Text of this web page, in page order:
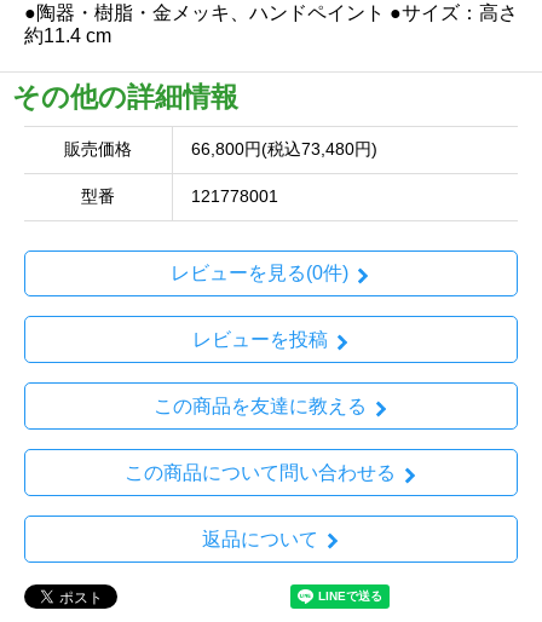
●陶器・樹脂・金メッキ、ハンドペイント ●サイズ：高さ
約11.4 cm
その他の詳細情報
販売価格 66,800円(税込73,480円)
型番 121778001
レビューを見る(0件)
レビューを投稿
この商品を友達に教える
この商品について問い合わせる
返品について